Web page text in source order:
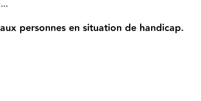
personnes en situation de handicap.